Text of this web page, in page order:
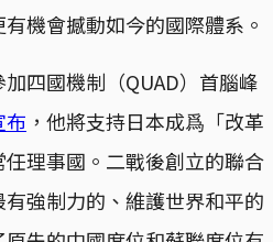
機會撼動如今的國際體系。
四國機制（QUAD）首腦峰
布 ，他將支持日本成爲「改革
理事國。二戰後創立的聯合
強制力的、維護世界和平的